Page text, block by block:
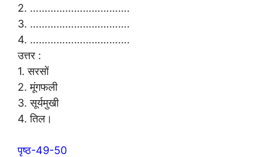
2. …………………………….
3. …………………………….
4. …………………………….
उत्तर :
1. सरसों
2. मूंगफली
3. सूर्यमुखी
4. तिल।
पृष्ठ-49-50